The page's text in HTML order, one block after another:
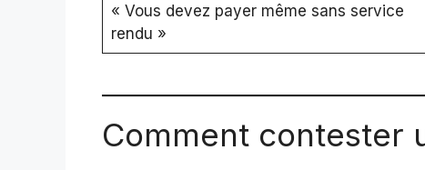
« Vous devez payer même sans service
rendu »
Comment contester